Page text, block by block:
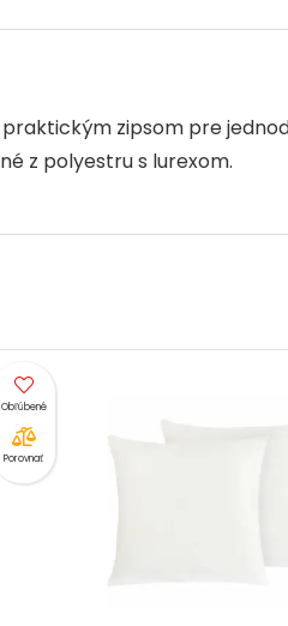
g
zipsom pre
z polyestru s lurexom.
Porovnať